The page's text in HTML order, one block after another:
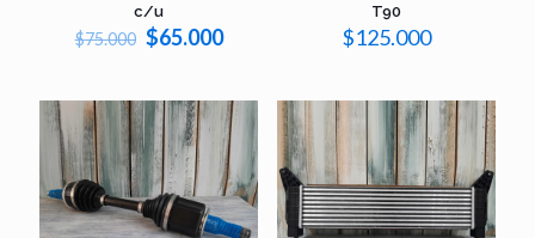
c/u
$75.000 El
era:
$75.000.
$65.000El
es:
$65.000.
T90
$125.000